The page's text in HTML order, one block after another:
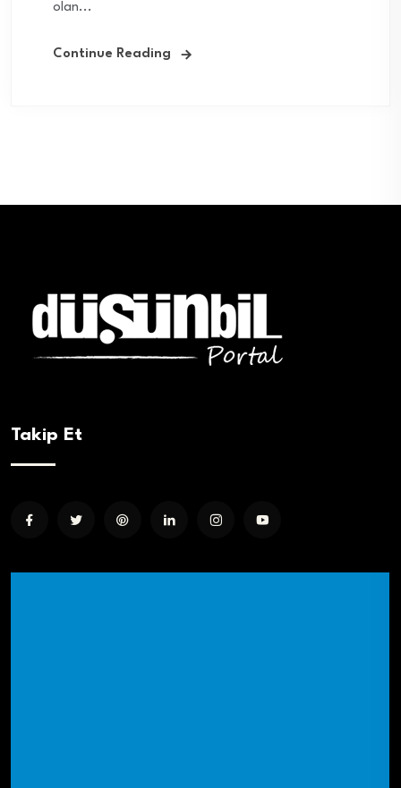
olan...
Continue Reading
Takip Et